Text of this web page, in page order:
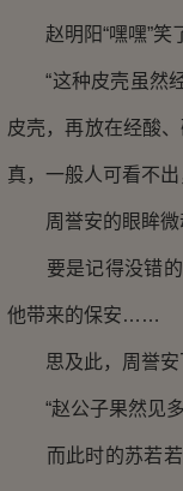
赵明阳“嘿嘿”笑了
“这种皮壳虽然经
皮壳，再放在经酸
真，一般人可看不
周誉安的眼眸微
要是记得没错的
他带来的保安……
思及此，周誉安飞
“赵公子果然见多
而此时的苏若若